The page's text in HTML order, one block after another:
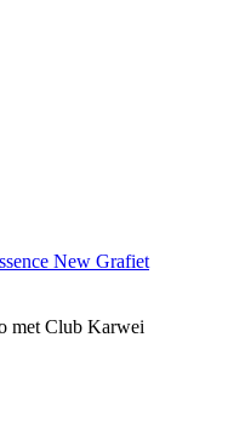
New Grafiet
met Club Karwei